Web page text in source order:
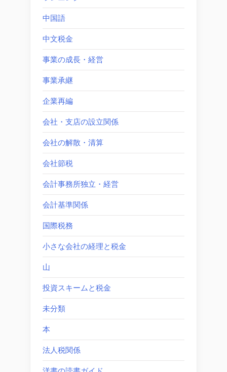
中国語
中文税金
事業の成長・経営
事業承継
企業再編
会社・支店の設立関係
会社の解散・清算
会社節税
会計事務所独立・経営
会計基準関係
国際税務
小さな会社の経理と税金
山
投資スキームと税金
未分類
本
法人税関係